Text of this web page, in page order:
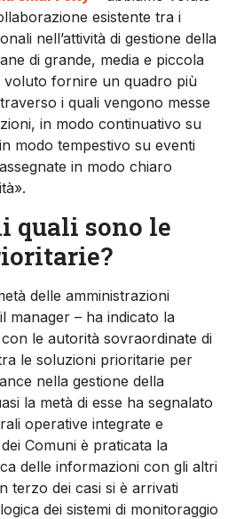
esistente tra i
nell’attività di gestione della
di grande, media e piccola
voluto fornire un quadro più
i quali vengono messe
in modo continuativo su
modo tempestivo su eventi
in modo chiaro
quali sono le
delle amministrazioni
manager – ha indicato la
le autorità sovraordinate di
le soluzioni prioritarie per
nella gestione della
la metà di esse ha segnalato
operative integrate e
Comuni è praticata la
delle informazioni con gli altri
terzo dei casi si è arrivati
dei sistemi di monitoraggio